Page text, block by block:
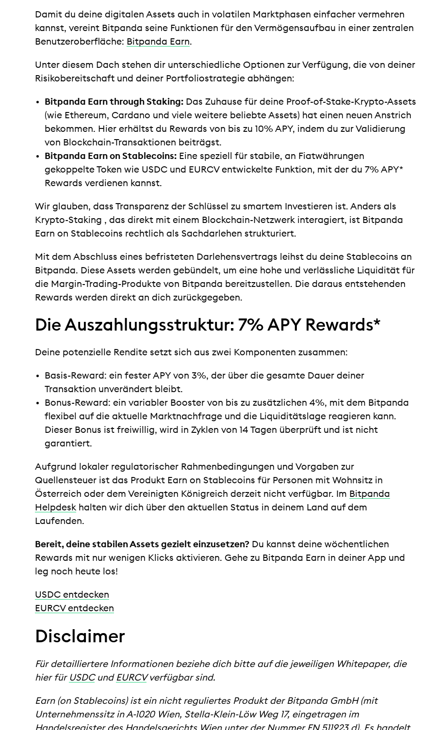
Damit du deine digitalen Assets auch in volatilen Marktphasen einfacher vermehren
kannst, vereint Bitpanda seine Funktionen für den Vermögensaufbau in einer zentralen
Benutzeroberfläche: Bitpanda Earn.
Unter diesem Dach stehen dir unterschiedliche Optionen zur Verfügung, die von deiner
Risikobereitschaft und deiner Portfoliostrategie abhängen:
Bitpanda Earn through Staking: Das Zuhause für deine Proof-of-Stake-Krypto-Assets
(wie Ethereum, Cardano und viele weitere beliebte Assets) hat einen neuen Anstrich
bekommen. Hier erhältst du Rewards von bis zu 10% APY, indem du zur Validierung
von Blockchain-Transaktionen beiträgst.
Bitpanda Earn on Stablecoins: Eine speziell für stabile, an Fiatwährungen
gekoppelte Token wie USDC und EURCV entwickelte Funktion, mit der du 7% APY*
Rewards verdienen kannst.
Wir glauben, dass Transparenz der Schlüssel zu smartem Investieren ist. Anders als
Krypto-Staking , das direkt mit einem Blockchain-Netzwerk interagiert, ist Bitpanda
Earn on Stablecoins rechtlich als Sachdarlehen strukturiert.
Mit dem Abschluss eines befristeten Darlehensvertrags leihst du deine Stablecoins an
Bitpanda. Diese Assets werden gebündelt, um eine hohe und verlässliche Liquidität für
die Margin-Trading-Produkte von Bitpanda bereitzustellen. Die daraus entstehenden
Rewards werden direkt an dich zurückgegeben.
Die Auszahlungsstruktur: 7% APY Rewards*
Deine potenzielle Rendite setzt sich aus zwei Komponenten zusammen:
Basis-Reward: ein fester APY von 3%, der über die gesamte Dauer deiner
Transaktion unverändert bleibt.
Bonus-Reward: ein variabler Booster von bis zu zusätzlichen 4%, mit dem Bitpanda
flexibel auf die aktuelle Marktnachfrage und die Liquiditätslage reagieren kann.
Dieser Bonus ist freiwillig, wird in Zyklen von 14 Tagen überprüft und ist nicht
garantiert.
Aufgrund lokaler regulatorischer Rahmenbedingungen und Vorgaben zur
Quellensteuer ist das Produkt Earn on Stablecoins für Personen mit Wohnsitz in
Österreich oder dem Vereinigten Königreich derzeit nicht verfügbar. Im Bitpanda
Helpdeskhalten wir dich über den aktuellen Status in deinem Land auf dem
Laufenden.
Bereit, deine stabilen Assets gezielt einzusetzen? Du kannst deine wöchentlichen
Rewards mit nur wenigen Klicks aktivieren. Gehe zu Bitpanda Earn in deiner App und
leg noch heute los!
USDC entdecken
EURCV entdecken
Disclaimer
Für detailliertere Informationen beziehe dich bitte auf die jeweiligen Whitepaper, die
hier für USDCund EURCVverfügbar sind.
Earn (on Stablecoins) ist ein nicht reguliertes Produkt der Bitpanda GmbH (mit
Unternehmenssitz in A-1020 Wien, Stella-Klein-Löw Weg 17, eingetragen im